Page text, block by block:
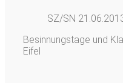
SZ/SN
Besinnungstage und
Eifel